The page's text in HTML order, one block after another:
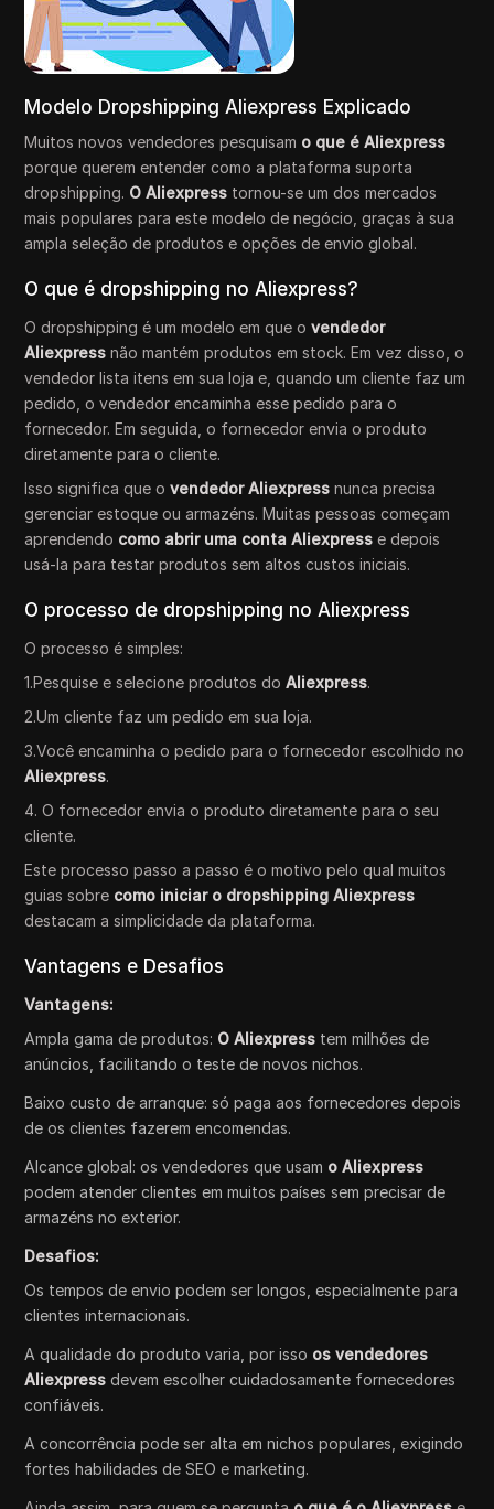
Modelo Dropshipping Aliexpress Explicado
Muitos novos vendedores pesquisam o que é Aliexpress
porque querem entender como a plataforma suporta
dropshipping. O Aliexpress tornou-se um dos mercados
mais populares para este modelo de negócio, graças à sua
ampla seleção de produtos e opções de envio global.
O que é dropshipping no Aliexpress?
O dropshipping é um modelo em que ovendedor
Aliexpress não mantém produtos em stock. Em vez disso, o
vendedor lista itens em sua loja e, quando um cliente faz um
pedido, o vendedor encaminha esse pedido para o
fornecedor. Em seguida, o fornecedor envia o produto
diretamente para o cliente.
Isso significa que ovendedor Aliexpress nunca precisa
gerenciar estoque ou armazéns. Muitas pessoas começam
aprendendo como abrir uma conta Aliexpress e depois
usá-la para testar produtos sem altos custos iniciais.
O processo de dropshipping no Aliexpress
O processo é simples:
1.Pesquise e selecione produtos doAliexpress.
2.Um cliente faz um pedido em sua loja.
3.Você encaminha o pedido para o fornecedor escolhido no
Aliexpress.
4. O fornecedor envia o produto diretamente para o seu
cliente.
Este processo passo a passo é o motivo pelo qual muitos
guias sobre como iniciar o dropshipping Aliexpress
destacam a simplicidade da plataforma.
Vantagens e Desafios
Vantagens:
Ampla gama de produtos: O Aliexpress tem milhões de
anúncios, facilitando o teste de novos nichos.
Baixo custo de arranque: só paga aos fornecedores depois
de os clientes fazerem encomendas.
Alcance global: os vendedores que usam o Aliexpress
podem atender clientes em muitos países sem precisar de
armazéns no exterior.
Desafios:
Os tempos de envio podem ser longos, especialmente para
clientes internacionais.
A qualidade do produto varia, por isso os vendedores
Aliexpress devem escolher cuidadosamente fornecedores
confiáveis.
A concorrência pode ser alta em nichos populares, exigindo
fortes habilidades de SEO e marketing.